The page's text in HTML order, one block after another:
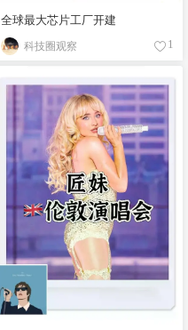
全球最大芯片工厂开建
科技圈观察 1